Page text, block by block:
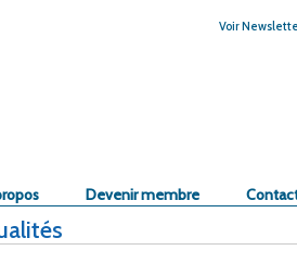
Voir
Devenir membre